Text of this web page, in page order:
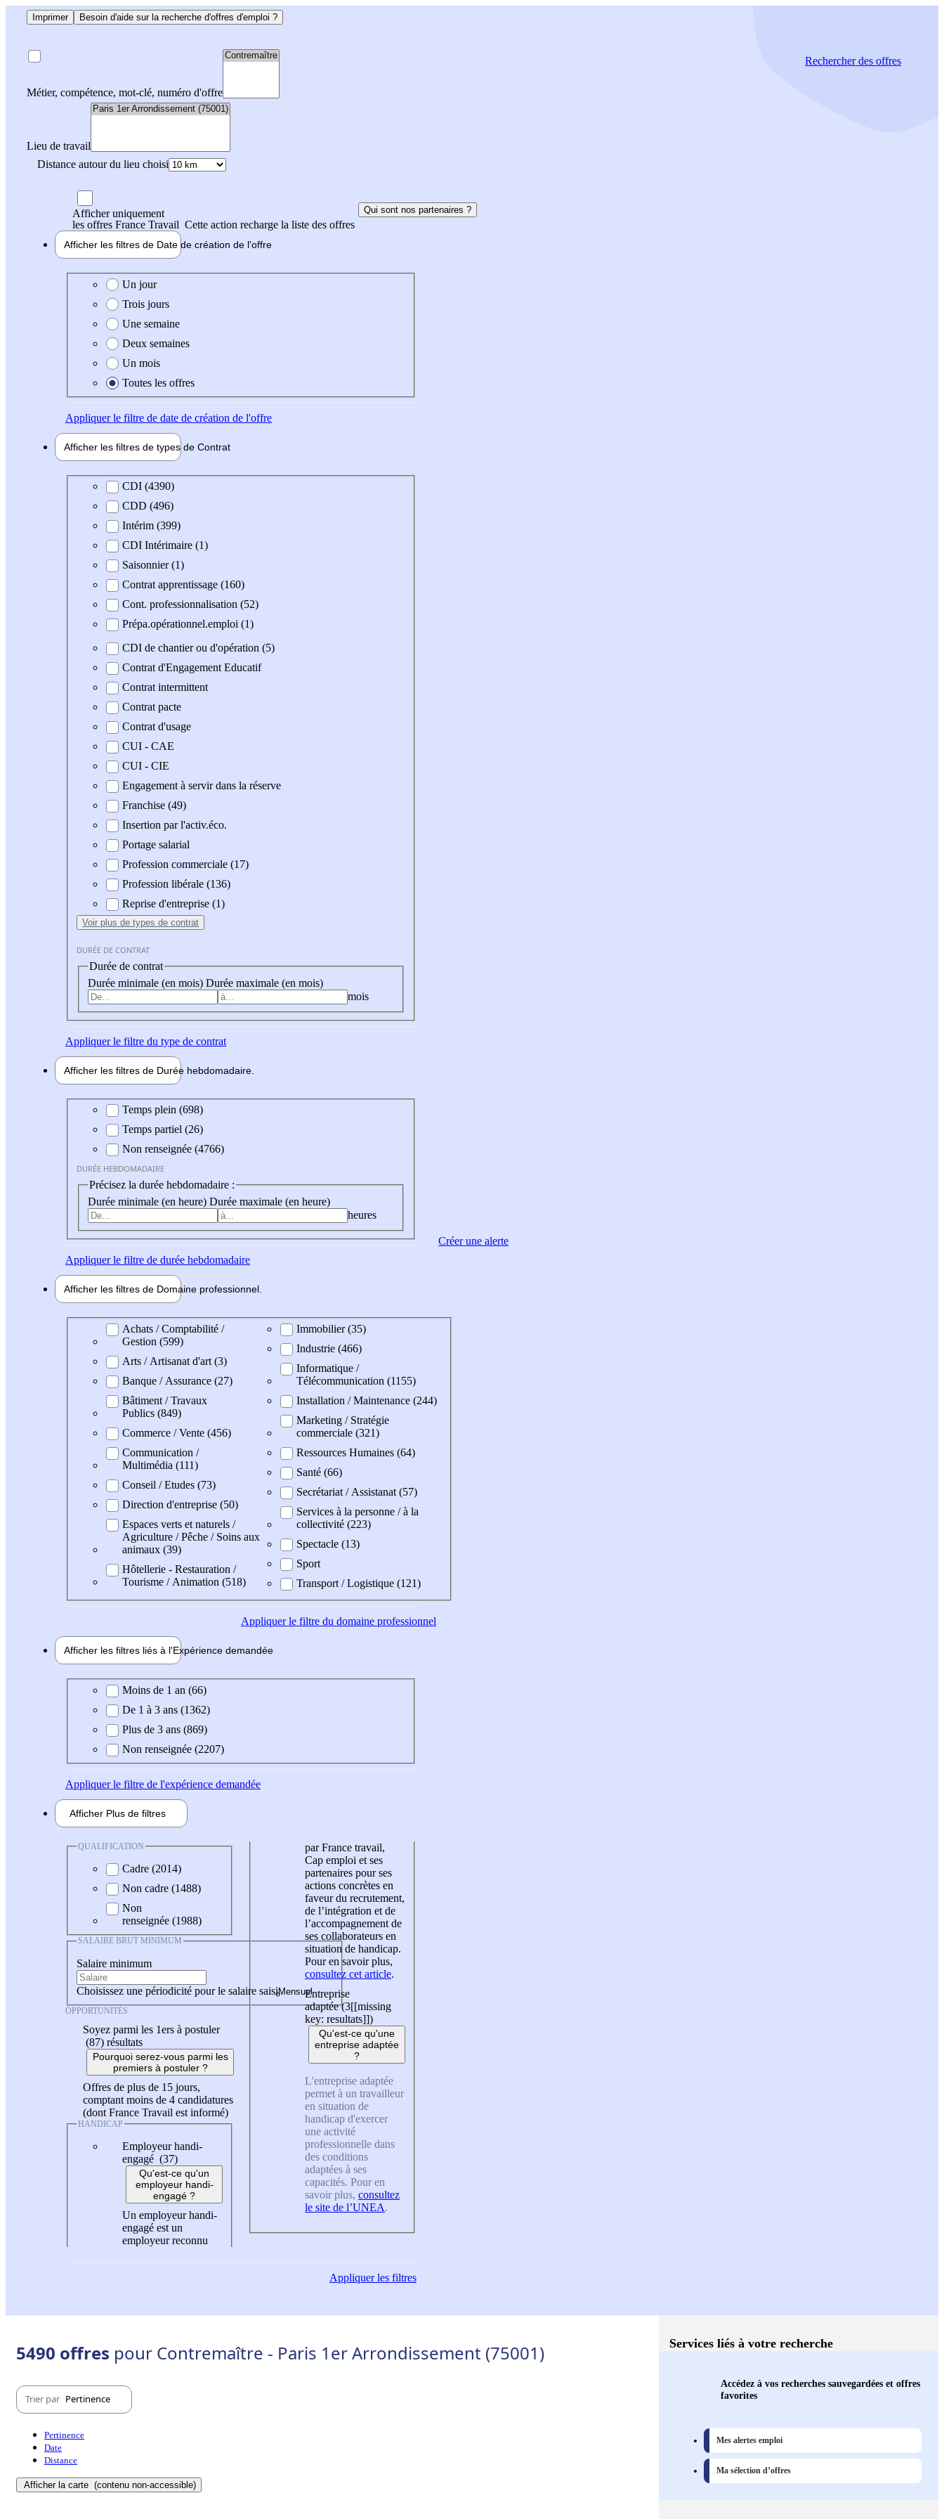
Imprimer Besoin d'aide sur la recherche d'offres d'emploi ?
Métier, compétence, mot-clé, numéro d'offre
Lieu de travail
Distance autour du lieu choisi
Rechercherdes offres
Afficher uniquement
les offres France Travail Cette action recharge la liste des offres
Qui sont nos partenaires ?
Afficher les filtres de Date de création de l'offre
Date de création de l'offre
Un jour
Trois jours
Une semaine
Deux semaines
Un mois
Toutes les offres
Appliquerle filtre de date de création de l'offre
Afficher les filtres de types de Contrat
Type de contratCDI (4390)
CDD (496)
Intérim (399)
CDI Intérimaire (1)
Saisonnier (1)
Contrat apprentissage (160)
Cont. professionnalisation (52)
Prépa.opérationnel.emploi (1)
CDI de chantier ou d'opération (5)
Contrat d'Engagement Educatif
Contrat intermittent
Contrat pacte
Contrat d'usage
CUI - CAE
CUI - CIE
Engagement à servir dans la réserve
Franchise (49)
Insertion par l'activ.éco.
Portage salarial
Profession commerciale (17)
Profession libérale (136)
Reprise d'entreprise (1)
Voir plus de types de contrat
DURÉE DE CONTRAT
Durée de contrat
Durée minimale (en mois) Durée maximale (en mois)
mois
Appliquerle filtre du type de contrat
Afficher les filtres de Durée hebdomadaire
Durée hebdomadaire
Temps plein (698)
Temps partiel (26)
Non renseignée (4766)
DURÉE HEBDOMADAIRE
Précisez la durée hebdomadaire :
Durée minimale (en heure) Durée maximale (en heure)
heures
Appliquerle filtre de durée hebdomadaire
Afficher les filtres de Domaine professionnel
Domaine professionel
Achats / Comptabilité /
Gestion (599)
Arts / Artisanat d'art (3)
Banque / Assurance (27)
Bâtiment / Travaux
Publics (849)
Commerce / Vente (456)
Communication /
Multimédia (111)
Conseil / Etudes (73)
Direction d'entreprise (50)
Espaces verts et naturels /
Agriculture / Pêche / Soins aux
animaux (39)
Hôtellerie - Restauration /
Tourisme / Animation (518)
Immobilier (35)
Industrie (466)
Informatique /
Télécommunication (1155)
Installation / Maintenance (244)
Marketing / Stratégie
commerciale (321)
Ressources Humaines (64)
Santé (66)
Secrétariat / Assistanat (57)
Services à la personne / à la
collectivité (223)
Spectacle (13)
Sport
Transport / Logistique (121)
Appliquerle filtre du domaine professionnel
Afficher les filtres liés à l'Expérience demandée
Expérience demandée
Moins de 1 an (66)
De 1 à 3 ans (1362)
Plus de 3 ans (869)
Non renseignée (2207)
Appliquerle filtre de l'expérience demandée
Afficher Plus de filtres
QUALIFICATION
Cadre (2014)
Non cadre (1488)
Non
renseignée (1988)
SALAIRE BRUT MINIMUM
Salaire minimum
Choisissez une périodicité pour le salaire saisi
OPPORTUNITÉS
Soyez parmi les 1ers à postuler
(87) résultats
Pourquoi serez-vous parmi les
premiers à postuler ?
Offres de plus de 15 jours,
comptant moins de 4 candidatures
(dont France Travail est informé)
HANDICAP
Employeur handi-
engagé (37)
Qu'est-ce qu'un
employeur handi-
engagé ?
Un employeur handi-
engagé est un
employeur reconnu
par France travail,
Cap emploi et ses
partenaires pour ses
actions concrètes en
faveur du recrutement,
de l’intégration et de
l’accompagnement de
ses collaborateurs en
situation de handicap.
Pour en savoir plus,
consultez cet article.
Entreprise
adaptée (3[[missing
key: resultats]])
Qu'est-ce qu'une
entreprise adaptée
?
L'entreprise adaptée
permet à un travailleur
en situation de
handicap d'exercer
une activité
professionnelle dans
des conditions
adaptées à ses
capacités. Pour en
savoir plus, consultez
le site de l’UNEA.
Appliquerles filtres
Créer une alerte
5490 offres pour Contremaître - Paris 1er Arrondissement (75001)
Trier par Pertinence
Pertinence
Date
Distance
Afficher la carte (contenu non-accessible)
Services liés à votre recherche
Accédez à vos recherches sauvegardées et offres
favorites
Mes alertes emploi
Ma sélection d’offres